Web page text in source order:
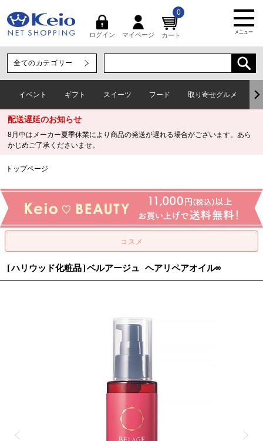
ログイン マイページ カート
0
メニュー
イベント ギフト スイーツ フード 取り寄せグルメ
配送遅延のお知らせ
8月中はメーカー夏季休業により商品の発送が遅れる場合がございます。あら
かじめご了承くださいませ。
トップページ
[ハリウッド化粧品]ベルアージュ ヘアリペアオイル∞